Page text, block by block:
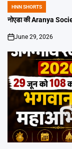
POSTED
IN
HNN SHORTS
नोएडा की Aranya
on
June 29, 2026